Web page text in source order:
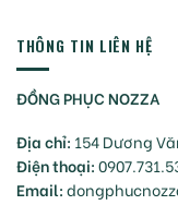
THÔNG TIN LIÊN HỆ
ĐỒNG PHỤC NOZZA
Địa chỉ: 154 Dương
Điện thoại:
Email: